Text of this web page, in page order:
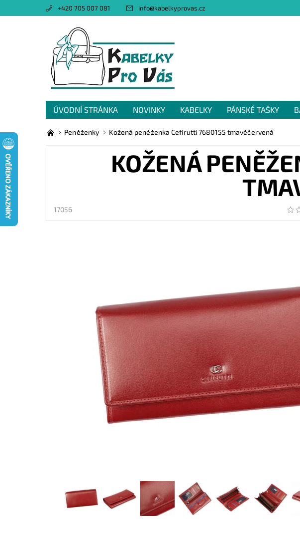
+420 705 007 081 info@kabelkyprovas.cz
ÚVODNÍ STRÁNKA NOVINKY KABELKY PÁNSKÉ TAŠKY
OBCHODNÍ PODMÍNKY
GDPR NAPIŠTE NÁM
Peněženky Kožená peněženka Cefirutti 7680155 tmavěčervená
KOŽENÁ
17056